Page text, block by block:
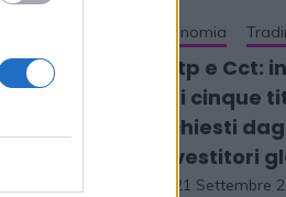
Economia
I Btp e Cct:
nei cinque
richiesti
investitori
21 Settembre